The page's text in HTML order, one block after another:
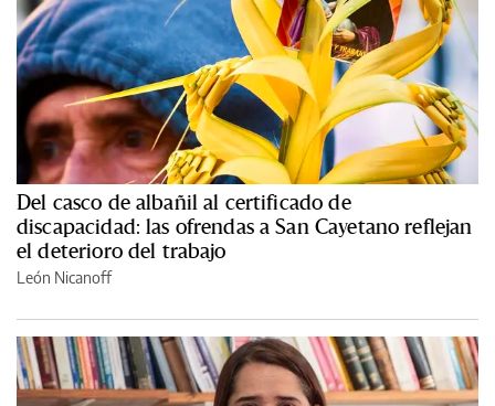
Del casco de albañil al certificado de
discapacidad: las ofrendas a San Cayetano reflejan
el deterioro del trabajo
León Nicanoff